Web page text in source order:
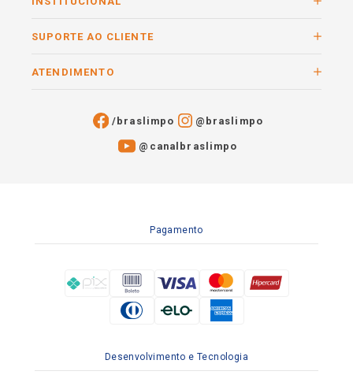
SUPORTE AO CLIENTE
ATENDIMENTO
/braslimpo @braslimpo
@canalbraslimpo​
Pagamento
Desenvolvimento e Tecnologia